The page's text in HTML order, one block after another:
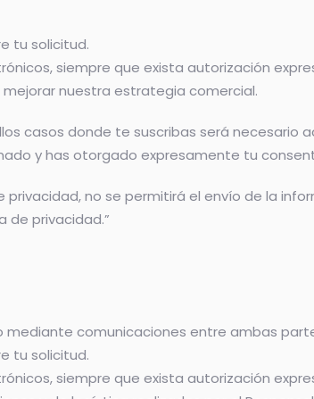
tu solicitud.
siempre que exista autorización
mejorar nuestra estrategia comercial.
casos donde te suscribas será necesario
y has otorgado expresamente tu
no se permitirá el envío de la
de privacidad.”
mediante comunicaciones entre ambas
tu solicitud.
siempre que exista autorización